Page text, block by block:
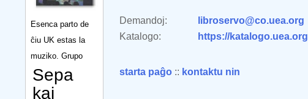
Esenca parto de
ĉiu UK estas la
muziko. Grupo
Sepa
kaj
Demandoj:
libroservo@co.uea.org
Katalogo:
https://katalogo.uea.org
starta paĝo :: kontaktu nin